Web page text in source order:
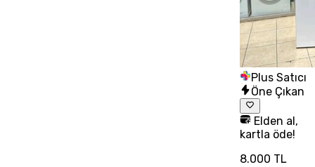
Plus Satıcı
Öne Çıkan
Elden al,
kartla öde!
8.000 TL